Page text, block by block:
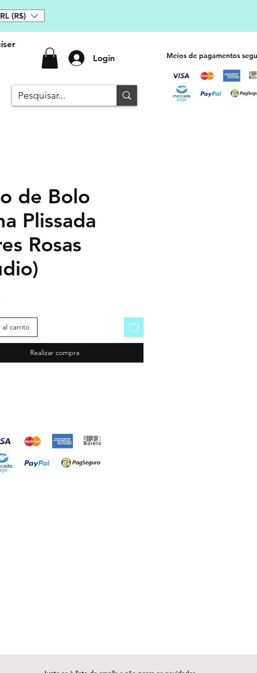
(R$)
Login Meios de pagamentos
de Bolo
Plissada
Rosas
carrito
Realizar compra